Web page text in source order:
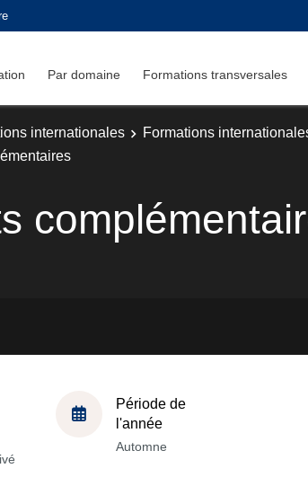
Par domaine Formations transversales
internationales Formations
Période de
l'année
Automne